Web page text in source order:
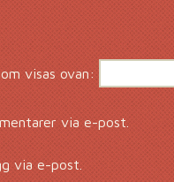
visas ovan:
via e-post.
via e-post.